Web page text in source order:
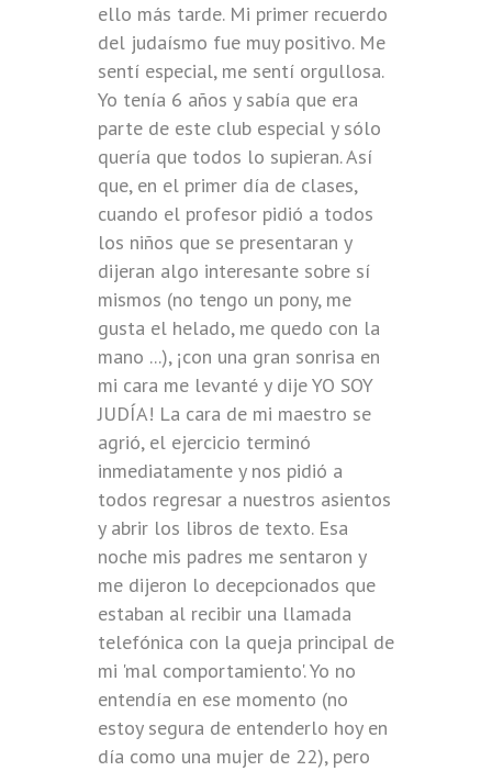
ello más tarde. Mi primer recuerdo
del judaísmo fue muy positivo. Me
sentí especial, me sentí orgullosa.
Yo tenía 6 años y sabía que era
parte de este club especial y sólo
quería que todos lo supieran. Así
que, en el primer día de clases,
cuando el profesor pidió a todos
los niños que se presentaran y
dijeran algo interesante sobre sí
mismos (no tengo un pony, me
gusta el helado, me quedo con la
mano ...), ¡con una gran sonrisa en
mi cara me levanté y dije YO SOY
JUDÍA! La cara de mi maestro se
agrió, el ejercicio terminó
inmediatamente y nos pidió a
todos regresar a nuestros asientos
y abrir los libros de texto. Esa
noche mis padres me sentaron y
me dijeron lo decepcionados que
estaban al recibir una llamada
telefónica con la queja principal de
mi 'mal comportamiento'. Yo no
entendía en ese momento (no
estoy segura de entenderlo hoy en
día como una mujer de 22), pero